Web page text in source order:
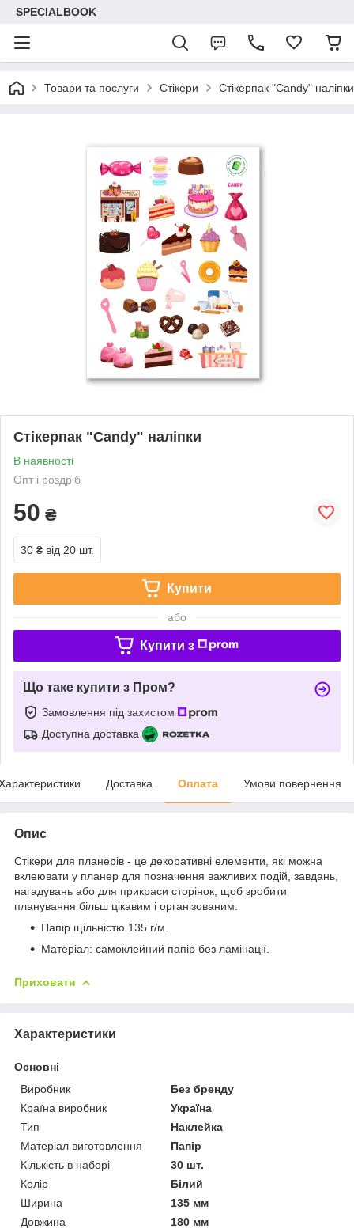
SPECIALBOOK
Товари та послуги Стікери Стікерпак "Candy" наліпки
Стікерпак "Candy" наліпки
В наявності
Опт і роздріб
50 ₴
30 ₴ від 20 шт.
Купити
або
Купити з
Що таке купити з Пром?
Замовлення під захистом
Доступна доставка
Доставка Оплата Умови повернення
Опис
Стікери для планерів - це декоративні елементи, які можна
вклеювати у планер для позначення важливих подій, завдань,
нагадувань або для прикраси сторінок, щоб зробити
планування більш цікавим і організованим.
Папір щільністю 135 г/м.
Матеріал: самоклейний папір без ламінації.
Приховати
Характеристики
Основні
Виробник
Без бренду
Країна виробник
Україна
Тип
Наклейка
Матеріал виготовлення
Папір
Кількість в наборі
30 шт.
Колір
Білий
Ширина
135 мм
Довжина
180 мм